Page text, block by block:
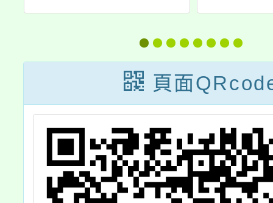
託財團法人勵馨
社會福利事業基
金會辦理「113
年度未滿20歲懷
孕服務專業人員
教育訓練」一案
，詳如說明，請
兒少
防制
剝削
（國
頁面